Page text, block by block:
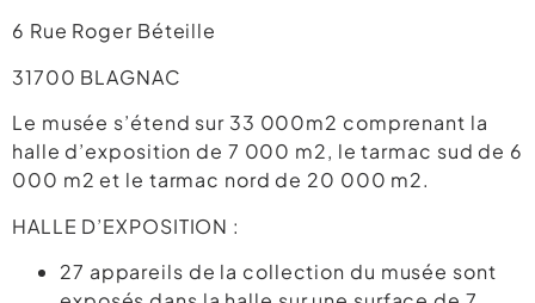
6 Rue Roger Béteille
31700 BLAGNAC
Le musée s’étend sur 33 000m2 comprenant la
halle d’exposition de 7 000 m2, le tarmac sud de 6
000 m2 et le tarmac nord de 20 000 m2.
HALLE D’EXPOSITION :
27 appareils de la collection du musée sont